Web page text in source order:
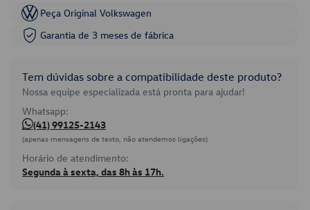
Peça Original Volkswagen
Garantia de 3 meses de fábrica
Tem dúvidas sobre a compatibilidade deste produto?
Nossa equipe especializada está pronta para ajudar!
Whatsapp:
(41) 99125-2143
(apenas mensagens de texto, não atendemos ligações)
Horário de atendimento:
Segunda à sexta, das 8h às 17h.